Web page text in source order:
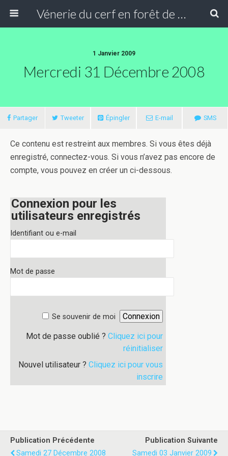
Vénerie du cerf en forêt de Compiègne
1 Janvier 2009
Mercredi 31 Décembre 2008
Partager Tweeter Épingler E-mail SMS
Ce contenu est restreint aux membres. Si vous êtes déjà
enregistré, connectez-vous. Si vous n’avez pas encore de
compte, vous pouvez en créer un ci-dessous.
Connexion pour les
utilisateurs enregistrés
Identifiant ou e-mail
Mot de passe
Se souvenir de moi
Mot de passe oublié ? Cliquez ici pour
réinitialiser
Nouvel utilisateur ? Cliquez ici pour vous
inscrire
Publication Précédente
Samedi 27 Décembre 2008
Publication Suivante
Samedi 03 Janvier 2009